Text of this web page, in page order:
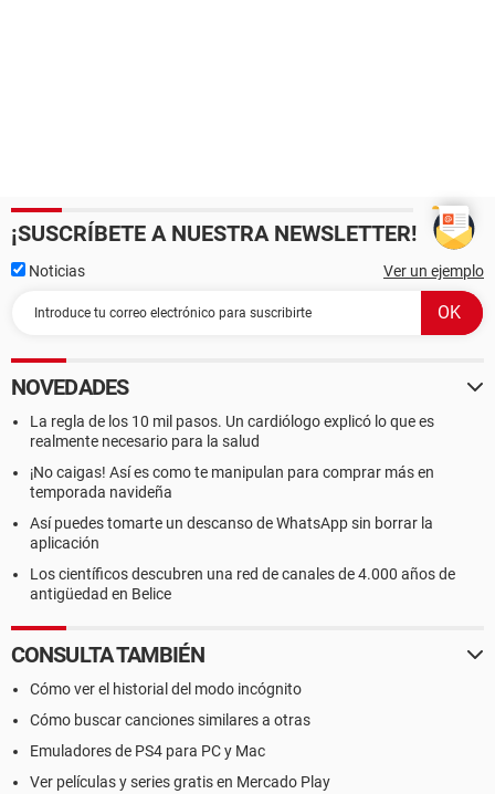
¡SUSCRÍBETE A NUESTRA NEWSLETTER!
Noticias Ver un ejemplo
NOVEDADES
La regla de los 10 mil pasos. Un cardiólogo explicó lo que es
realmente necesario para la salud
¡No caigas! Así es como te manipulan para comprar más en
temporada navideña
Así puedes tomarte un descanso de WhatsApp sin borrar la
aplicación
Los científicos descubren una red de canales de 4.000 años de
antigüedad en Belice
CONSULTA TAMBIÉN
Cómo ver el historial del modo incógnito
Cómo buscar canciones similares a otras
Emuladores de PS4 para PC y Mac
Ver películas y series gratis en Mercado Play